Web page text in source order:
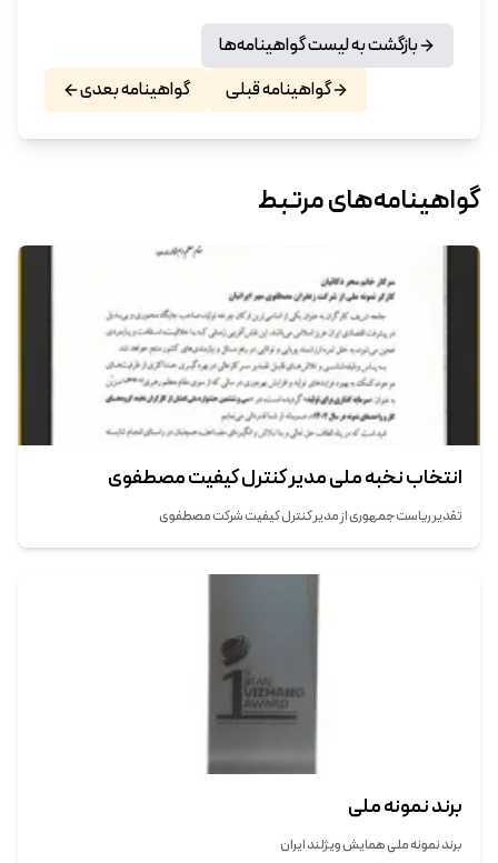
بازگشت به لیست گواهینامه‌ها
گواهینامه قبلی
گواهینامه بعدی
گواهینامه‌های مرتبط
انتخاب نخبه ملی مدیر کنترل کیفیت مصطفوی
تقدیر ریاست جمهوری از مدیر کنترل کیفیت شرکت مصطفوی
برند نمونه ملی
برند نمونه ملی همایش ویژلند ایران